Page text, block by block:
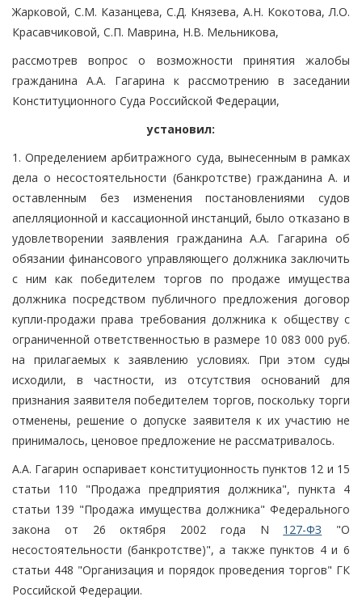
Жарковой, С.М. Казанцева, С.Д. Князева, А.Н. Кокотова, Л.О.
Красавчиковой, С.П. Маврина, Н.В. Мельникова,
рассмотрев вопрос о возможности принятия жалобы
гражданина А.А. Гагарина к рассмотрению в заседании
Конституционного Суда Российской Федерации,
установил:
1. Определением арбитражного суда, вынесенным в рамках
дела о несостоятельности (банкротстве) гражданина А. и
оставленным без изменения постановлениями судов
апелляционной и кассационной инстанций, было отказано в
удовлетворении заявления гражданина А.А. Гагарина об
обязании финансового управляющего должника заключить
с ним как победителем торгов по продаже имущества
должника посредством публичного предложения договор
купли-продажи права требования должника к обществу с
ограниченной ответственностью в размере 10 083 000 руб.
на прилагаемых к заявлению условиях. При этом суды
исходили, в частности, из отсутствия оснований для
признания заявителя победителем торгов, поскольку торги
отменены, решение о допуске заявителя к их участию не
принималось, ценовое предложение не рассматривалось.
А.А. Гагарин оспаривает конституционность пунктов 12 и 15
статьи 110 "Продажа предприятия должника", пункта 4
статьи 139 "Продажа имущества должника" Федерального
закона от 26 октября 2002 года N 127-ФЗ "О
несостоятельности (банкротстве)", а также пунктов 4 и 6
статьи 448 "Организация и порядок проведения торгов" ГК
Российской Федерации.